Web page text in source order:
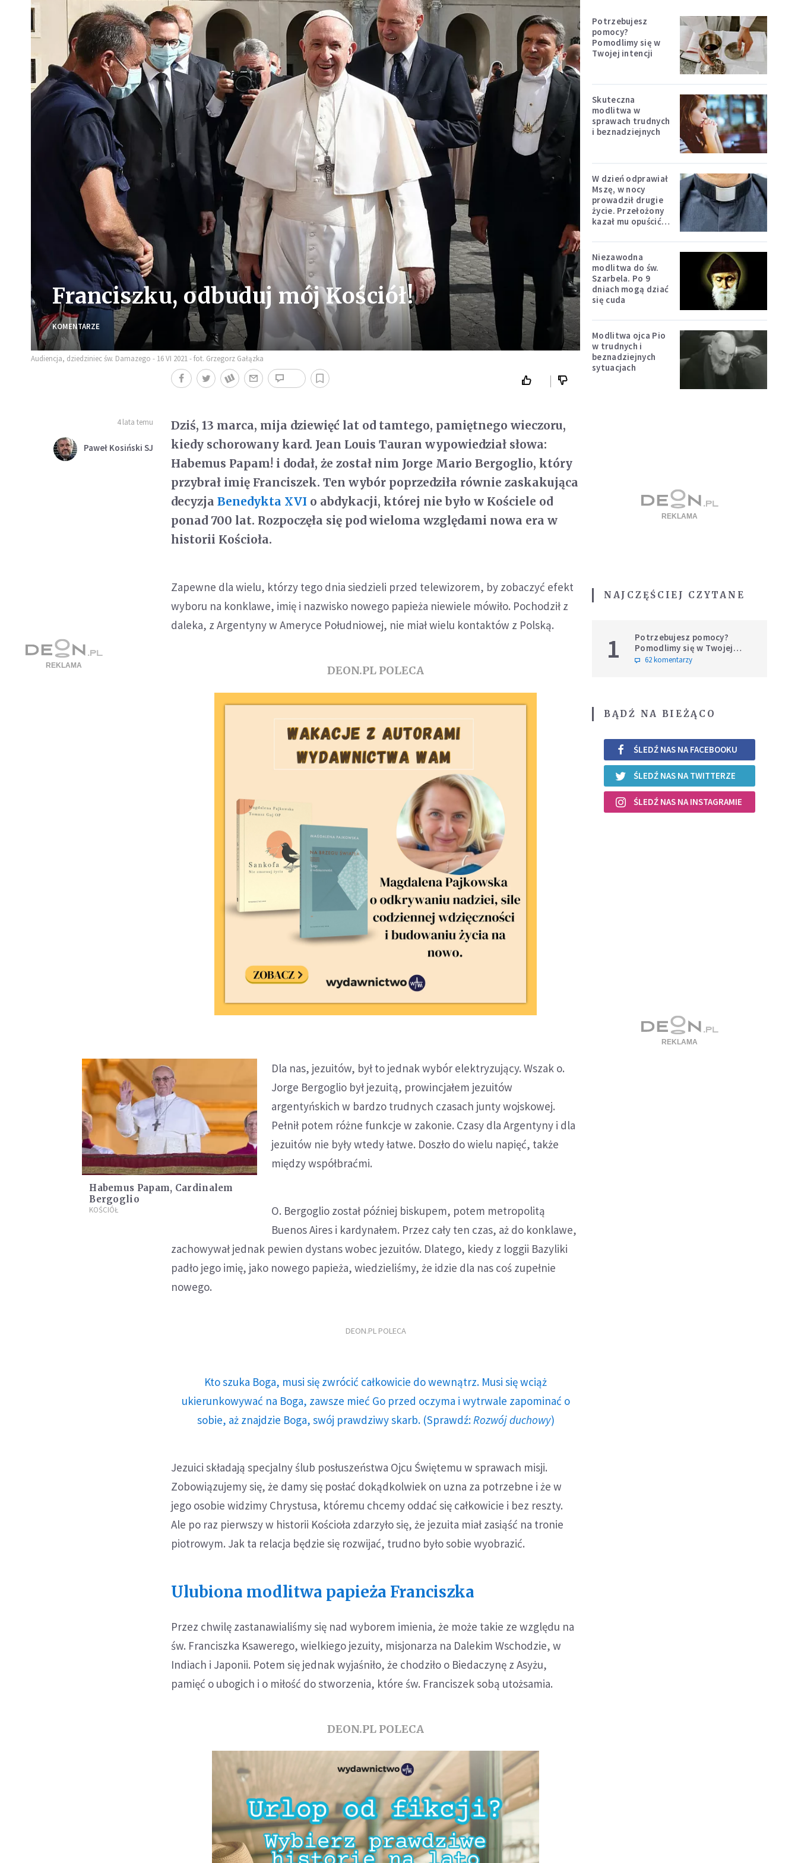
Franciszku, odbuduj mój Kościół!
KOMENTARZE
Audiencja, dziedziniec św. Damazego - 16 VI 2021 - fot. Grzegorz Gałązka
4 lata temu
Paweł Kosiński SJ
Dziś, 13 marca, mija dziewięć lat od tamtego, pamiętnego wieczoru,
kiedy schorowany kard. Jean Louis Tauran wypowiedział słowa:
Habemus Papam! i dodał, że został nim Jorge Mario Bergoglio, który
przybrał imię Franciszek. Ten wybór poprzedziła równie zaskakująca
decyzjaBenedykta XVI o abdykacji, której nie było w Kościele od
ponad 700 lat. Rozpoczęła się pod wieloma względami nowa era w
historii Kościoła.
Zapewne dla wielu, którzy tego dnia siedzieli przed telewizorem, by zobaczyć efekt
wyboru na konklawe, imię i nazwisko nowego papieża niewiele mówiło. Pochodził z
daleka, z Argentyny w Ameryce Południowej, nie miał wielu kontaktów z Polską.
DEON.PL POLECA
Habemus Papam, Cardinalem
Bergoglio
KOŚCIÓŁ
Dla nas, jezuitów, był to jednak wybór elektryzujący. Wszak o.
Jorge Bergoglio był jezuitą, prowincjałem jezuitów
argentyńskich w bardzo trudnych czasach junty wojskowej.
Pełnił potem różne funkcje w zakonie. Czasy dla Argentyny i dla
jezuitów nie były wtedy łatwe. Doszło do wielu napięć, także
między współbraćmi.
O. Bergoglio został później biskupem, potem metropolitą
Buenos Aires i kardynałem. Przez cały ten czas, aż do konklawe,
zachowywał jednak pewien dystans wobec jezuitów. Dlatego, kiedy z loggii Bazyliki
padło jego imię, jako nowego papieża, wiedzieliśmy, że idzie dla nas coś zupełnie
nowego.
DEON.PL POLECA
Kto szuka Boga, musi się zwrócić całkowicie do wewnątrz. Musi się wciąż
ukierunkowywać na Boga, zawsze mieć Go przed oczyma i wytrwale zapominać o
sobie, aż znajdzie Boga, swój prawdziwy skarb. (Sprawdź: Rozwój duchowy)
Jezuici składają specjalny ślub posłuszeństwa Ojcu Świętemu w sprawach misji.
Zobowiązujemy się, że damy się posłać dokądkolwiek on uzna za potrzebne i że w
jego osobie widzimy Chrystusa, któremu chcemy oddać się całkowicie i bez reszty.
Ale po raz pierwszy w historii Kościoła zdarzyło się, że jezuita miał zasiąść na tronie
piotrowym. Jak ta relacja będzie się rozwijać, trudno było sobie wyobrazić.
Ulubiona modlitwa papieża Franciszka
Przez chwilę zastanawialiśmy się nad wyborem imienia, że może takie ze względu na
św. Franciszka Ksawerego, wielkiego jezuity, misjonarza na Dalekim Wschodzie, w
Indiach i Japonii. Potem się jednak wyjaśniło, że chodziło o Biedaczynę z Asyżu,
pamięć o ubogich i o miłość do stworzenia, które św. Franciszek sobą utożsamia.
DEON.PL POLECA
Potrzebujesz
pomocy?
Pomodlimy się w
Twojej intencji
Skuteczna
modlitwa w
sprawach trudnych
i beznadziejnych
W dzień odprawiał
Mszę, w nocy
prowadził drugie
życie. Przełożony
kazał mu opuścić
Niezawodna
modlitwa do św.
Szarbela. Po 9
dniach mogą dziać
się cuda
Modlitwa ojca Pio
w trudnych i
beznadziejnych
sytuacjach
NAJCZĘŚCIEJ CZYTANE
1
Potrzebujesz pomocy?
Pomodlimy się w Twojej
intencji
62 komentarzy
BĄDŹ NA BIEŻĄCO
ŚLEDŹ NAS NA FACEBOOKU
ŚLEDŹ NAS NA TWITTERZE
ŚLEDŹ NAS NA INSTAGRAMIE